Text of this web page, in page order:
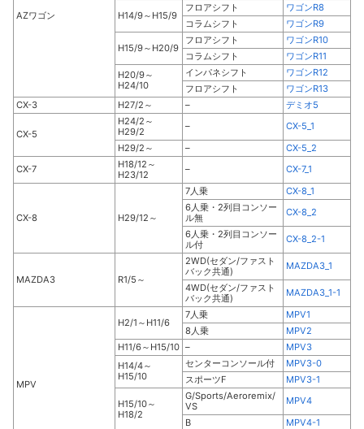
AZワゴン H14/9～H15/9
フロアシフト
ワゴンR8
コラムシフト
ワゴンR9
H15/9～H20/9
フロアシフト
ワゴンR10
コラムシフト
ワゴンR11
H20/9～
H24/10
インパネシフト
ワゴンR12
フロアシフト
ワゴンR13
CX-3
H27/2～ – デミオ5
CX-5
H24/2～
H29/2
–
CX-5_1
H29/2～
–
CX-5_2
CX-7
H18/12～
H23/12
– CX-7_1
CX-8 H29/12～
7人乗
CX-8_1
6人乗・2列目コンソー
ル無
CX-8_2
6人乗・2列目コンソー
ル付
CX-8_2-1
MAZDA3 R1/5～
2WD(セダン/ファスト
バック共通)
MAZDA3_1
4WD(セダン/ファスト
バック共通)
MAZDA3_1-1
MPV
H2/1～H11/6
7人乗
MPV1
8人乗
MPV2
H11/6～H15/10 –
MPV3
H14/4～
H15/10
センターコンソール付
MPV3-0
スポーツF
MPV3-1
H15/10～
H18/2
G/Sports/Aeroremix/
VS
MPV4
B
MPV4-1